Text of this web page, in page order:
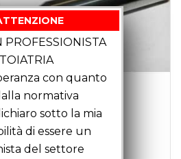
PROFESSIONISTA
con quanto
normativa
sotto la mia
di essere un
del settore